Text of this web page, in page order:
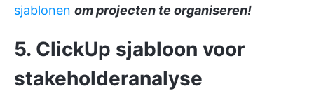
sjablonen om projecten te organiseren!
5. ClickUp sjabloon voor
stakeholderanalyse